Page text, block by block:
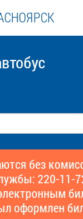
без
220-11-
оформлен